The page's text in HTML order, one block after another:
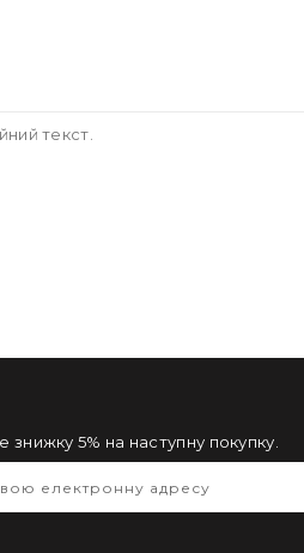
текст.
знижку 5% на наступну покупку.